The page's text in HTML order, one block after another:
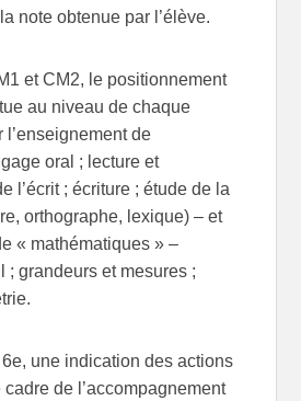
note obtenue par l’élève.
et CM2, le positionnement
au niveau de chaque
l’enseignement de
oral ; lecture et
l’écrit ; écriture ; étude de la
orthographe, lexique) – et
« mathématiques » –
; grandeurs et mesures ;
une indication des actions
de l’accompagnement